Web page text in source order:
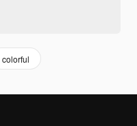
colorful